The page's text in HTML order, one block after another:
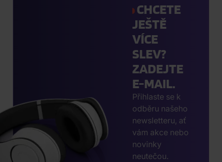
CHCETE
JEŠTĚ
VÍCE
SLEV?
ZADEJTE
E-MAIL.
Přihlaste se k
odběru našeho
newsletteru, ať
vám akce nebo
novinky
neutečou.